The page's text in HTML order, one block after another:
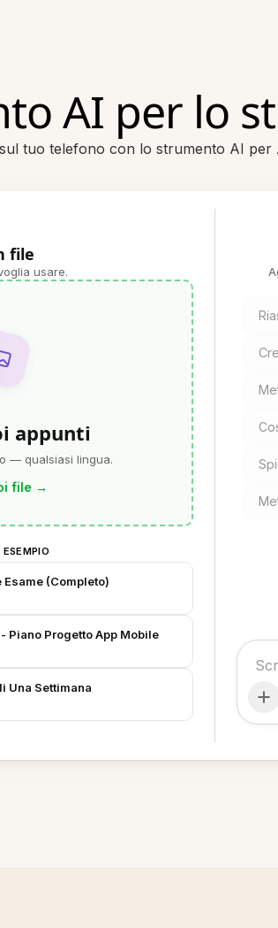
AI per lo
tuo telefono con lo strumento AI
file
usare.
appunti
— qualsiasi lingua.
file →
ESEMPIO
(Completo)
Piano Progetto App Mobile
Una Settimana